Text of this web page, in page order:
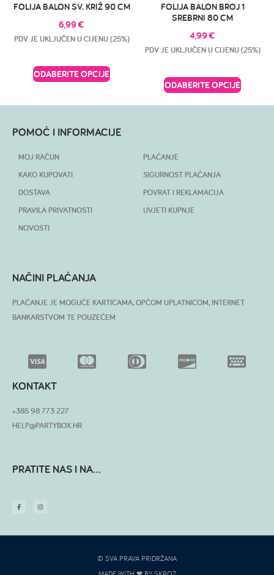
FOLIJA BALON SV. KRIŽ 90 CM
6,99€
PDV JE UKLJUČEN U CIJENU (25%)
ODABERITE OPCIJE
FOLIJA BALON BROJ 1
SREBRNI 80 CM
4,99€
PDV JE UKLJUČEN U CIJENU (25%)
ODABERITE OPCIJE
POMOĆ I INFORMACIJE
MOJ RAČUN
KAKO KUPOVATI
DOSTAVA
PRAVILA PRIVATNOSTI
NOVOSTI
PLAĆANJE
SIGURNOST PLAĆANJA
POVRAT I REKLAMACIJA
UVJETI KUPNJE
NAČINI PLAĆANJA
PLAĆANJE JE MOGUĆE KARTICAMA, OPĆOM UPLATNICOM, INTERNET
BANKARSTVOM TE POUZEĆEM
KONTAKT
+385 98 773 227
HELP@PARTYBOX.HR
PRATITE NAS I NA...
© SVA PRAVA PRIDRŽANA